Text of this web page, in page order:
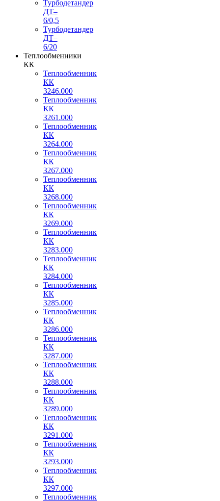
Турбодетандер
ДТ–
6/0,5
Турбодетандер
ДТ–
6/20
Теплообменники
КК
Теплообменник
КК
3246.000
Теплообменник
КК
3261.000
Теплообменник
КК
3264.000
Теплообменник
КК
3267.000
Теплообменник
КК
3268.000
Теплообменник
КК
3269.000
Теплообменник
КК
3283.000
Теплообменник
КК
3284.000
Теплообменник
КК
3285.000
Теплообменник
КК
3286.000
Теплообменник
КК
3287.000
Теплообменник
КК
3288.000
Теплообменник
КК
3289.000
Теплообменник
КК
3291.000
Теплообменник
КК
3293.000
Теплообменник
КК
3297.000
Теплообменник